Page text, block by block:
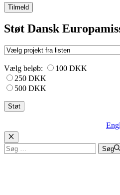
Tilmeld
Støt Dansk
Vælg beløb:
100 DKK
250 DKK
500 DKK
Luk
Søg
efter:
Søg